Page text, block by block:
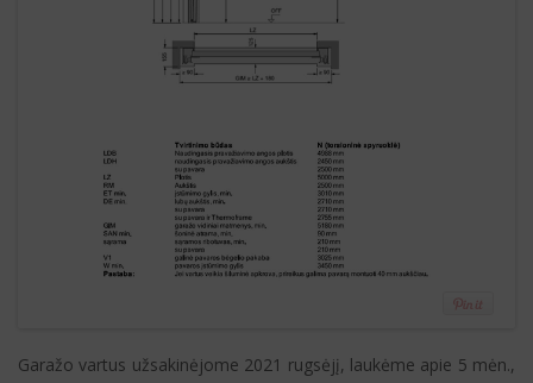
Garažo vartus užsakinėjome 2021 rugsėjį, laukėme apie 5 mėn.,